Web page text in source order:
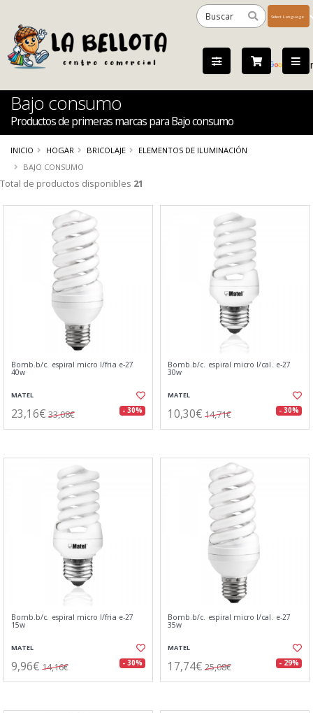
by
Bajo consumo
Productos de primeras marcas para Bajo consumo
INICIO HOGAR BRICOLAJE
ELEMENTOS DE ILUMINACIÓN
BAJO CONSUMO
Total de productos disponibles 21
Bomb.b/c. espiral micro l/fria e-27
40w
MATEL
23,16€ 33,08€ - 30%
Bomb.b/c. espiral micro l/cal. e-27
30w
MATEL
10,30€ 14,71€ - 30%
Bomb.b/c. espiral micro l/fria e-27
15w
MATEL
9,96€ 14,16€ - 30%
Bomb.b/c. espiral micro l/cal. e-27
35w
MATEL
17,74€ 25,08€ - 29%